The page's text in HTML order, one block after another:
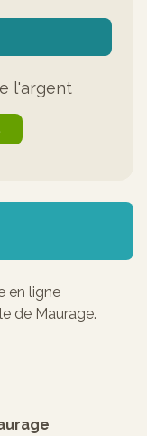
l'argent
en ligne
de Maurage.